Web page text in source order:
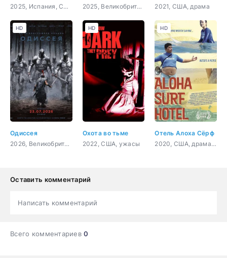
2025, Испания, США, ужасы, фэнтези
2025, Великобритания, документальный
2021, США, драма
Одиссея
2026, Великобритания, США, фэнтези, боевик, приключения
HD
Охота во тьме
2022, США, ужасы
HD
Отель Алоха Сёрф
2020, США, драма, комедия
HD
Оставить комментарий
Написать комментарий
Всего комментариев0